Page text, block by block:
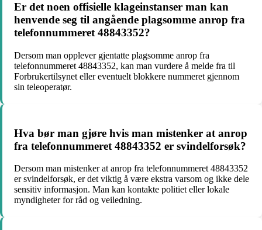
Er det noen offisielle klageinstanser man kan
henvende seg til angående plagsomme anrop fra
telefonnummeret 48843352?
Dersom man opplever gjentatte plagsomme anrop fra
telefonnummeret 48843352, kan man vurdere å melde fra til
Forbrukertilsynet eller eventuelt blokkere nummeret gjennom
sin teleoperatør.
Hva bør man gjøre hvis man mistenker at anrop
fra telefonnummeret 48843352 er svindelforsøk?
Dersom man mistenker at anrop fra telefonnummeret 48843352
er svindelforsøk, er det viktig å være ekstra varsom og ikke dele
sensitiv informasjon. Man kan kontakte politiet eller lokale
myndigheter for råd og veiledning.